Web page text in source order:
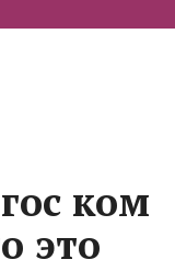
ком
это